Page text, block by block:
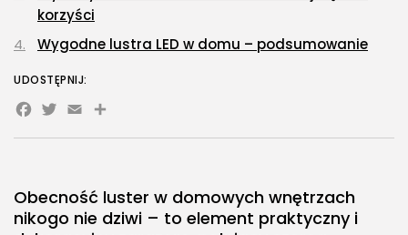
POPULARNE KATEGORIE
Dom i Ogród
212 Artykułów
Ciekawostki
Edukacja i Nauka
27 Artykułów
Obecność luster w domowych wnętrzach
nikogo nie dziwi – to element praktyczny i
korzyści
Wygodne lustra LED w domu – podsumowanie
UDOSTĘPNIJ:
Facebook
Twitter
EmailShare